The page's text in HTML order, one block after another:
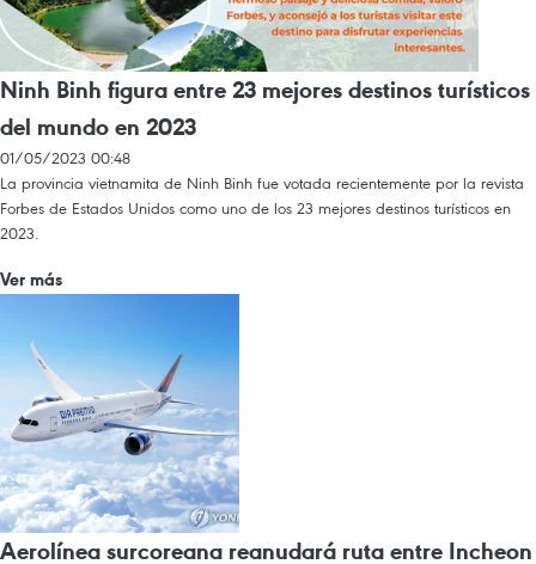
Ninh Binh figura entre 23 mejores destinos turísticos
del mundo en 2023
01/05/2023 00:48
La provincia vietnamita de Ninh Binh fue votada recientemente por la revista
Forbes de Estados Unidos como uno de los 23 mejores destinos turísticos en
2023.
Ver más
Aerolínea surcoreana reanudará ruta entre Incheon